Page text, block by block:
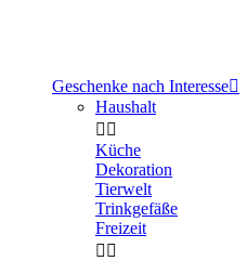
Geschenke nach Interesse
Haushalt
 
Küche
Dekoration
Tierwelt
Trinkgefäße
Freizeit
 